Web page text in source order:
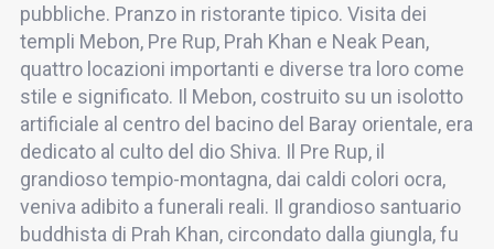
pubbliche. Pranzo in ristorante tipico. Visita dei
templi Mebon, Pre Rup, Prah Khan e Neak Pean,
quattro locazioni importanti e diverse tra loro come
stile e significato. Il Mebon, costruito su un isolotto
artificiale al centro del bacino del Baray orientale, era
dedicato al culto del dio Shiva. Il Pre Rup, il
grandioso tempio-montagna, dai caldi colori ocra,
veniva adibito a funerali reali. Il grandioso santuario
buddhista di Prah Khan, circondato dalla giungla, fu